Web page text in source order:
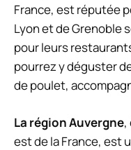
France, est réputée
Lyon et de Grenoble
pour leurs
pourrez y déguster
de poulet,
La région Auvergne,
est de la France, est